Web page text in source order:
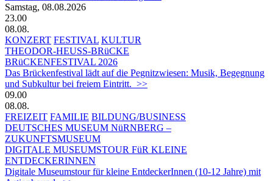
Samstag, 08.08.2026
23.00
08.08.
KONZERT FESTIVAL KULTUR
THEODOR-HEUSS-BRüCKE
BRüCKENFESTIVAL 2026
Das Brückenfestival lädt auf die Pegnitzwiesen: Musik, Begegnung
und Subkultur bei freiem Eintritt. >>
09.00
08.08.
FREIZEIT FAMILIE BILDUNG/BUSINESS
DEUTSCHES MUSEUM NüRNBERG –
ZUKUNFTSMUSEUM
DIGITALE MUSEUMSTOUR FüR KLEINE
ENTDECKERINNEN
Digitale Museumstour für kleine EntdeckerInnen (10-12 Jahre) mit